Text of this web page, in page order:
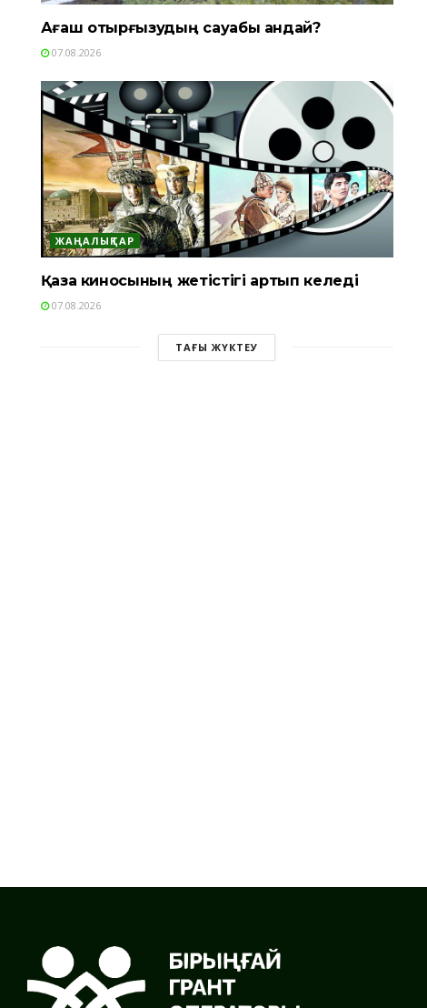
Ағаш отырғызудың сауабы қандай?
07.08.2026
ЖАҢАЛЫҚТАР
Қазақ киносының жетістігі артып келеді
07.08.2026
ТАҒЫ ЖҮКТЕУ